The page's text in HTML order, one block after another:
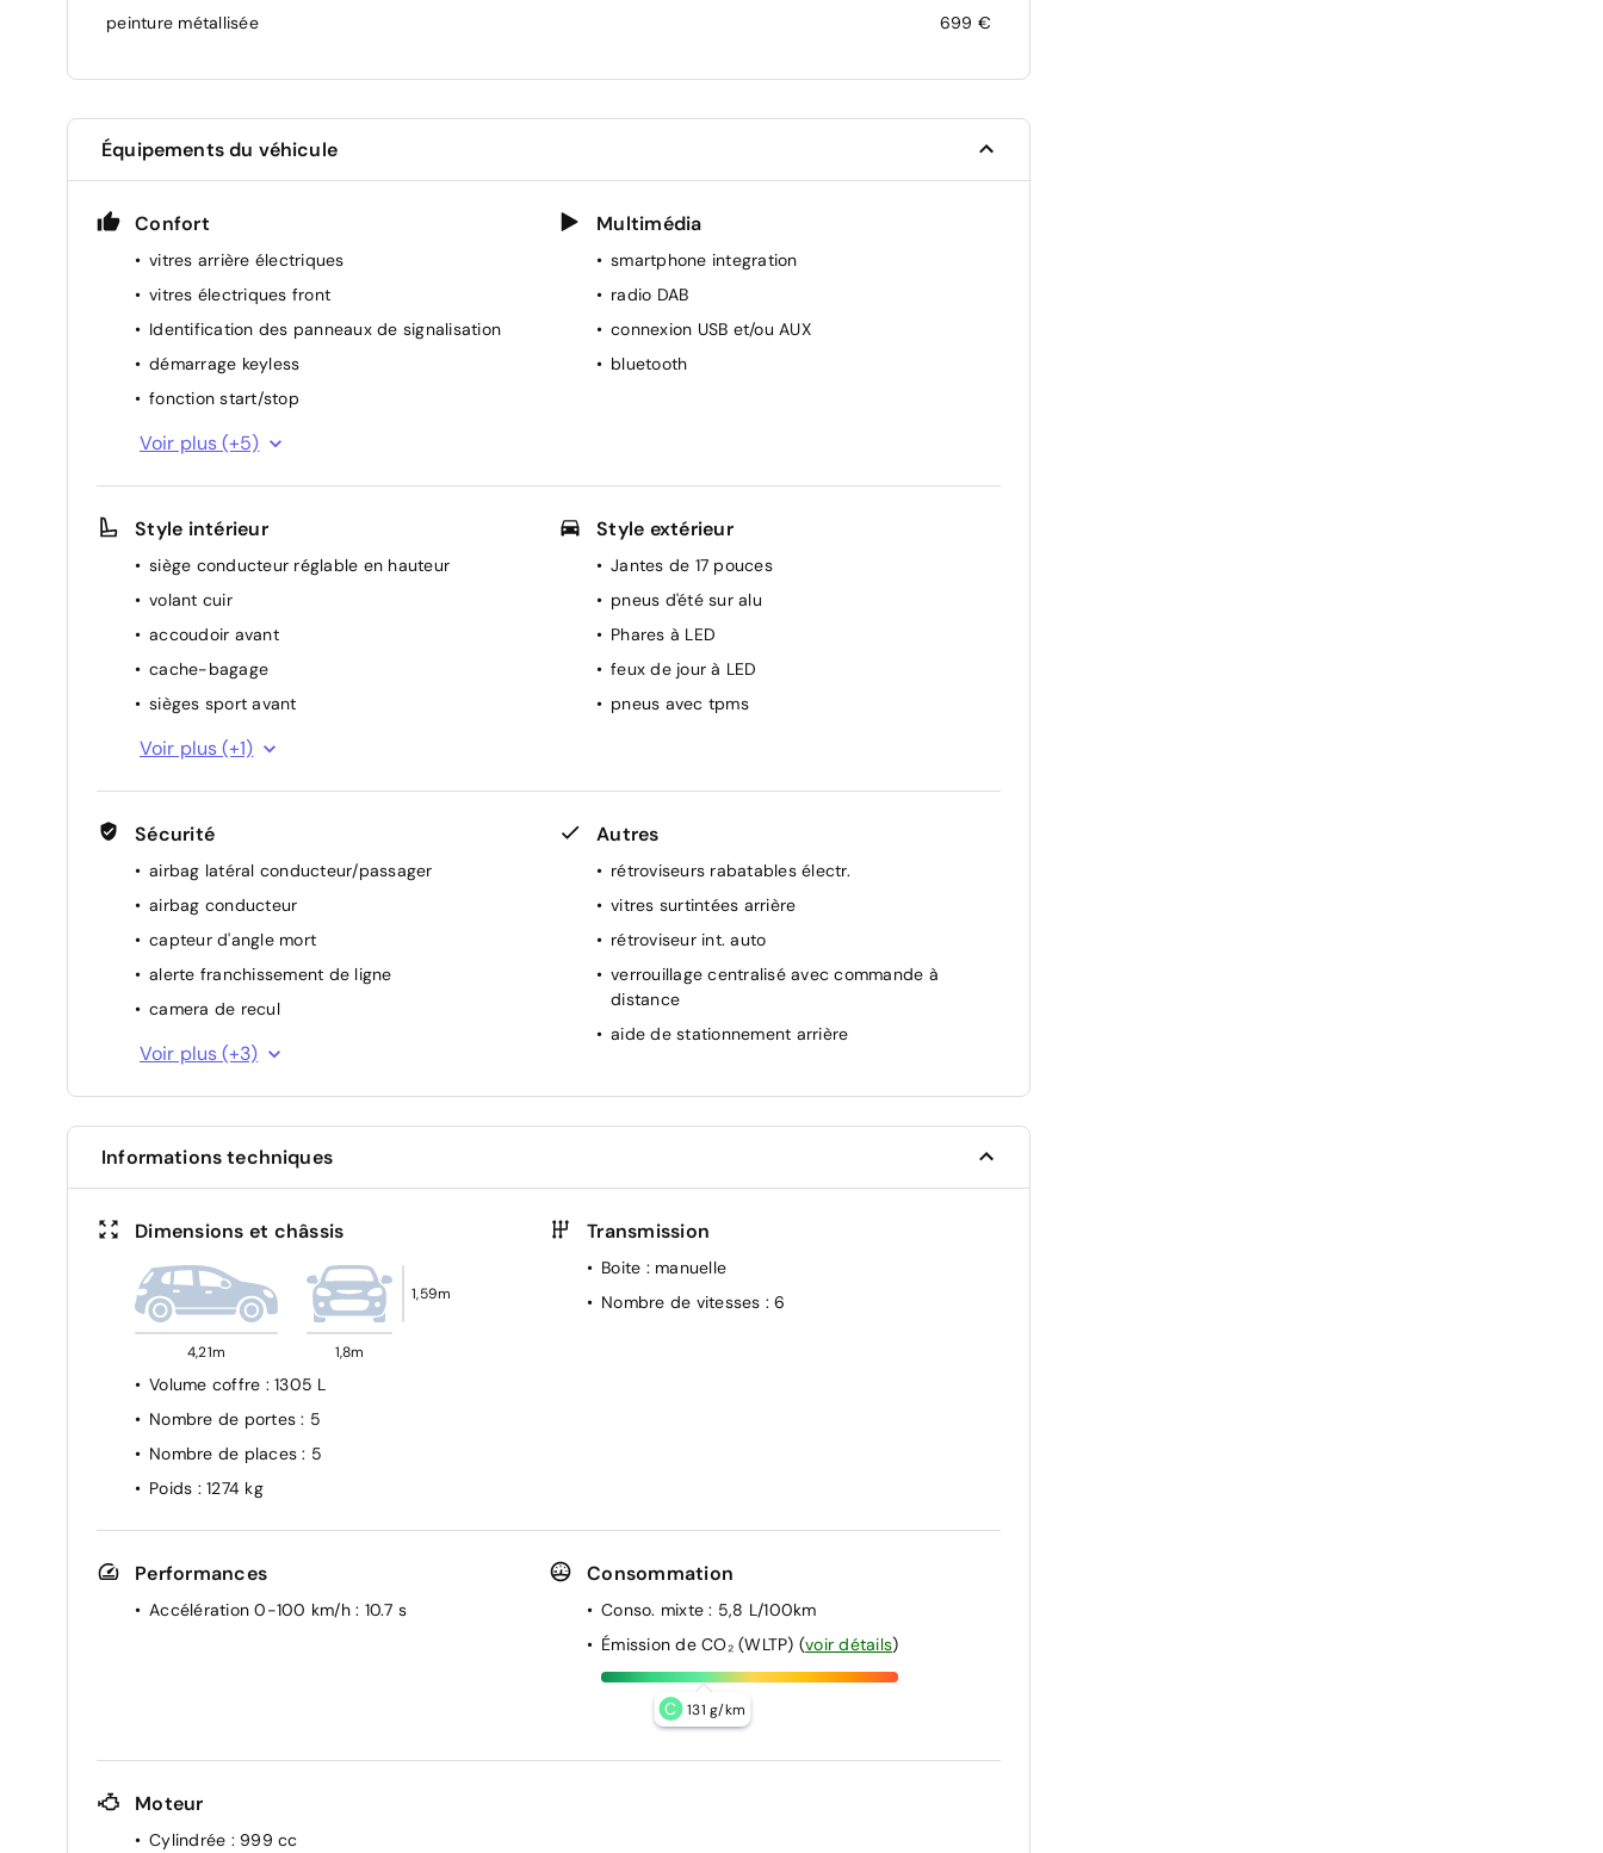
peinture métallisée 699 €
Équipements du véhicule
Confort
vitres arrière électriques
vitres électriques front
Identification des panneaux de signalisation
démarrage keyless
fonction start/stop
volant multifonctionel
régulateur de vitesse
climatisation (automatique)
Voir plus (+5)
Multimédia
smartphone integration
radio DAB
connexion USB et/ou AUX
bluetooth
Style intérieur
siège conducteur réglable en hauteur
volant cuir
accoudoir avant
cache-bagage
sièges sport avant
siège arrière divisable
Voir plus (+1)
Style extérieur
Jantes de 17 pouces
pneus d'été sur alu
Phares à LED
feux de jour à LED
pneus avec tpms
Sécurité
airbag latéral conducteur/passager
airbag conducteur
capteur d'angle mort
alerte franchissement de ligne
camera de recul
ESP
Voir plus (+3)
Autres
rétroviseurs rabatables électr.
vitres surtintées arrière
rétroviseur int. auto
verrouillage centralisé avec commande à
distance
aide de stationnement arrière
Informations techniques
Dimensions et châssis
4,21m 1,8m
1,59m
Volume coffre : 1305 L
Nombre de portes: 5
Nombre de places: 5
Poids : 1274 kg
Transmission
Boite : manuelle
Nombre de vitesses : 6
Performances
Accélération 0-100 km/h : 10.7 s
Consommation
Conso. mixte: 5,8 L/100km
Émission de CO₂ (WLTP) (voir détails)
C 131 g/km
Moteur
Cylindrée : 999 cc